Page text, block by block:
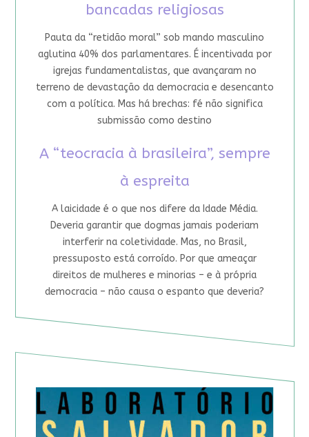
bancadas religiosas
Pauta da “retidão moral” sob mando masculino
aglutina 40% dos parlamentares. É incentivada por
igrejas fundamentalistas, que avançaram no
terreno de devastação da democracia e desencanto
com a política. Mas há brechas: fé não significa
submissão como destino
A “teocracia à brasileira”, sempre
à espreita
A laicidade é o que nos difere da Idade Média.
Deveria garantir que dogmas jamais poderiam
interferir na coletividade. Mas, no Brasil,
pressuposto está corroído. Por que ameaçar
direitos de mulheres e minorias – e à própria
democracia – não causa o espanto que deveria?